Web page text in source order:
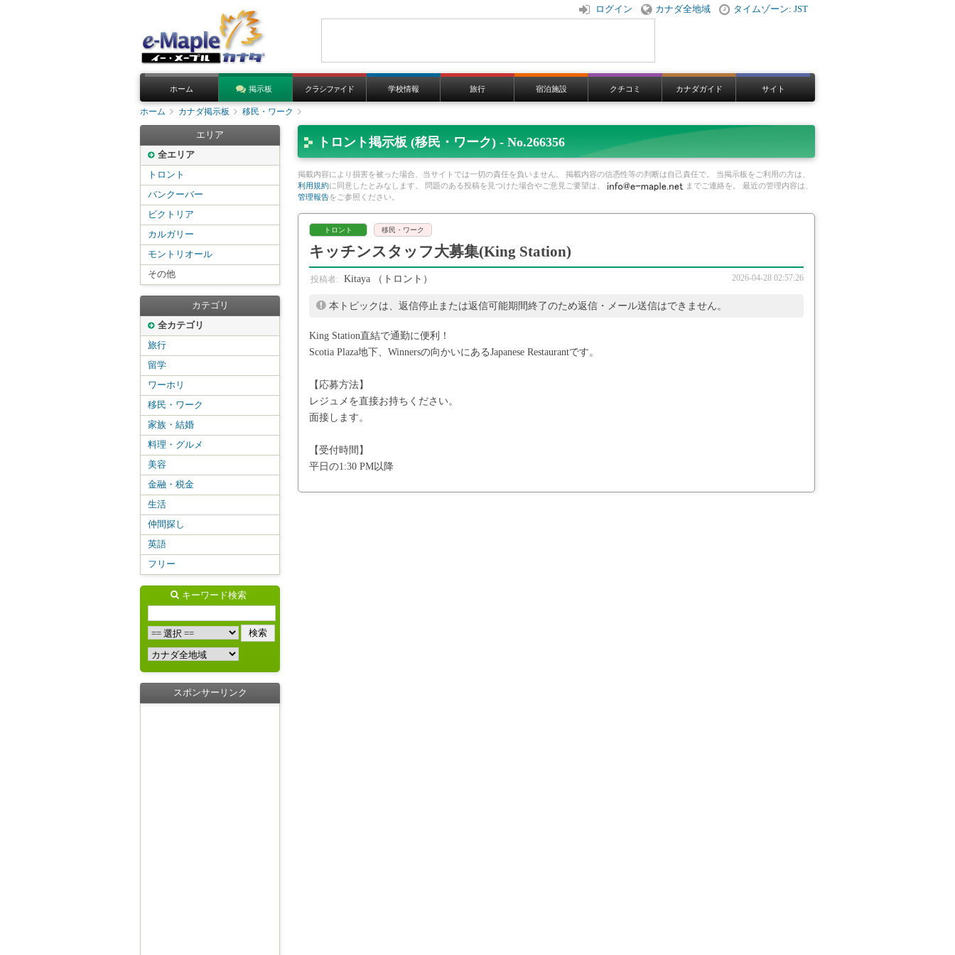
ログイン カナダ全地域 タイムゾーン: JST
ホーム 掲示板 クラシファイド 学校情報 旅行 宿泊施設 クチコミ カナダガイド サイト
ホーム カナダ掲示板 移民・ワーク
トロント掲示板 (移民・ワーク) - No.266356
掲載内容により損害を被った場合、当サイトでは一切の責任を負いません。 掲載内容の信憑性等の判断は自己責任で。 当掲示板をご利用の方は、
利用規約に同意したとみなします。 問題のある投稿を見つけた場合やご意見ご要望は、
までご連絡を。 最近の管理内容は、
管理報告をご参照ください。
トロント 移民・ワーク
キッチンスタッフ大募集(King Station)
Kitaya （トロント） 2026-04-28 02:57:26
本トピックは、返信停止または返信可能期間終了のため返信・メール送信はできません。
King Station直結で通勤に便利！
Scotia Plaza地下、Winnersの向かいにあるJapanese Restaurantです。
【応募方法】
レジュメを直接お持ちください。
面接します。
【受付時間】
平日の1:30 PM以降
エリア
全エリア
トロント
バンクーバー
ビクトリア
カルガリー
モントリオール
その他
カテゴリ
全カテゴリ
旅行
留学
ワーホリ
移民・ワーク
家族・結婚
料理・グルメ
美容
金融・税金
生活
仲間探し
英語
フリー
キーワード検索
スポンサーリンク